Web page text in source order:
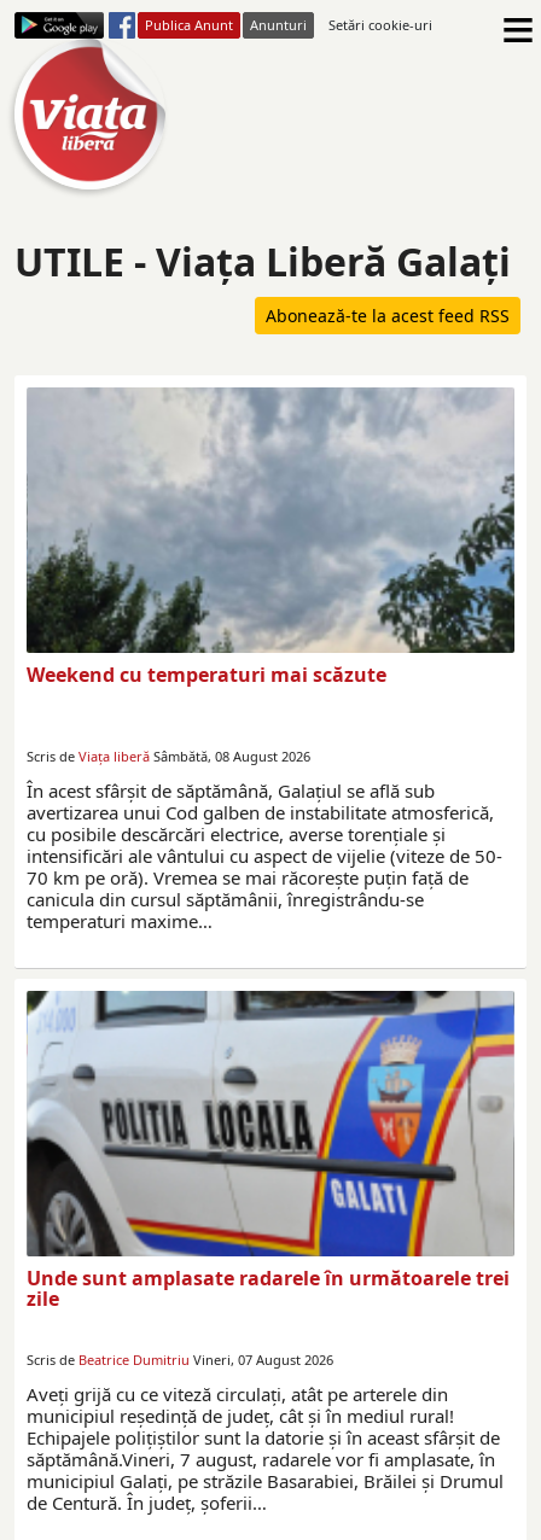
Publica Anunt Anunturi Setări cookie-uri ≡
UTILE - Viaţa Liberă Galaţi
Abonează-te la acest feed RSS
Weekend cu temperaturi mai scăzute
Scris de Viaţa liberă Sâmbătă, 08 August 2026
În acest sfârșit de săptămână, Galațiul se află sub
avertizarea unui Cod galben de instabilitate atmosferică,
cu posibile descărcări electrice, averse torențiale și
intensificări ale vântului cu aspect de vijelie (viteze de 50-
70 km pe oră). Vremea se mai răcorește puțin față de
canicula din cursul săptămânii, înregistrându-se
temperaturi maxime…
Unde sunt amplasate radarele în următoarele trei
zile
Scris de Beatrice Dumitriu Vineri, 07 August 2026
Aveţi grijă cu ce viteză circulaţi, atât pe arterele din
municipiul reşedinţă de judeţ, cât şi în mediul rural!
Echipajele poliţiştilor sunt la datorie și în aceast sfârșit de
săptămână.Vineri, 7 august, radarele vor fi amplasate, în
municipiul Galați, pe străzile Basarabiei, Brăilei și Drumul
de Centură. În județ, șoferii…